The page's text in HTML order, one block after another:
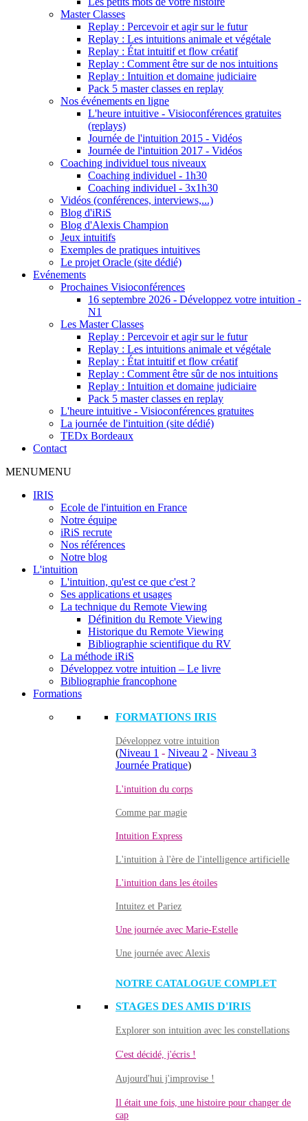
Master Classes
Replay : Percevoir et agir sur le futur
Replay : Les intuitions animale et végétale
Replay : État intuitif et flow créatif
Replay : Comment être sur de nos intuitions
Replay : Intuition et domaine judiciaire
Pack 5 master classes en replay
Nos événements en ligne
L'heure intuitive - Visioconférences gratuites
(replays)
Journée de l'intuition 2015 - Vidéos
Journée de l'intuition 2017 - Vidéos
Coaching individuel tous niveaux
Coaching individuel - 1h30
Coaching individuel - 3x1h30
Vidéos (conférences, interviews,...)
Blog d'iRiS
Blog d'Alexis Champion
Jeux intuitifs
Exemples de pratiques intuitives
Le projet Oracle (site dédié)
Evénements
Prochaines Visioconférences
16 septembre 2026 - Développez votre intuition -
N1
Les Master Classes
Replay : Percevoir et agir sur le futur
Replay : Les intuitions animale et végétale
Replay : État intuitif et flow créatif
Replay : Comment être sûr de nos intuitions
Replay : Intuition et domaine judiciaire
Pack 5 master classes en replay
L'heure intuitive - Visioconférences gratuites
La journée de l'intuition (site dédié)
TEDx Bordeaux
Contact
MENUMENU
IRIS
Ecole de l'intuition en France
Notre équipe
iRiS recrute
Nos références
Notre blog
L'intuition
L'intuition, qu'est ce que c'est ?
Ses applications et usages
La technique du Remote Viewing
Définition du Remote Viewing
Historique du Remote Viewing
Bibliographie scientifique du RV
La méthode iRiS
Développez votre intuition – Le livre
Bibliographie francophone
Formations
FORMATIONS IRIS
Développez votre intuition
(Niveau 1 - Niveau 2 - Niveau 3
Journée Pratique)
L'intuition du corps
Comme par magie
Intuition Express
L'intuition à l'ère de l'intelligence artificielle
L'intuition dans les étoiles
Intuitez et Pariez
Une journée avec Marie-Estelle
Une journée avec Alexis
NOTRE CATALOGUE COMPLET
STAGES DES AMIS D'IRIS
Explorer son intuition avec les constellations
C'est décidé, j'écris !
Aujourd'hui j'improvise !
Il était une fois, une histoire pour changer de
cap